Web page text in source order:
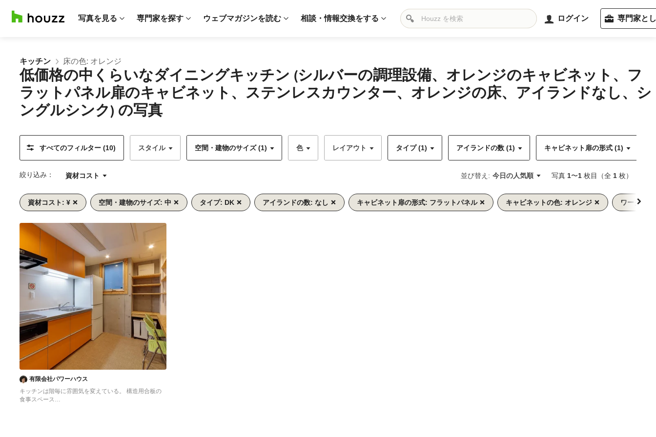
写真を見る 専門家を探す ウェブマガジンを読む 相談・情報交換をする ログイン 専門家と
キッチン 床の色: オレンジ
低価格の中くらいなダイニングキッチン (シルバーの調理設備、オレンジのキャビネット、フ
ラットパネル扉のキャビネット、ステンレスカウンター、オレンジの床、アイランドなし、シ
ングルシンク) の写真
すべてのフィルター (10) スタイル 空間・建物のサイズ (1) 色 レイアウト タイプ (1) アイランドの数 (1) キャビネット扉の形式 (1)
絞り込み： 資材コスト 並び替え: 今日の人気順 写真 1〜1 枚目（全 1 枚）
資材コスト: ¥ 空間・建物のサイズ: 中 タイプ: DK アイランドの数: なし キャビネット扉の形式: フラットパネル キャビネットの色: オレンジ
ワークト
へ
へ
有限会社パワーハウス
キッチンは階毎に雰囲気を変えている。 構造用合板の
食事スペース